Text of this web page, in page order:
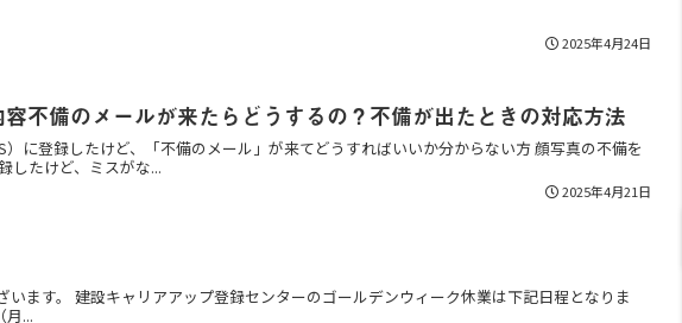
2025年4月24日
不備のメールが来たらどうするの？不備が出たときの対応方法
に登録したけど、「不備のメール」が来てどうすればいいか分からない方 顔写真の不備を
したけど、ミスがな...
2025年4月21日
ます。 建設キャリアアップ登録センターのゴールデンウィーク休業は下記日程となりま
月...